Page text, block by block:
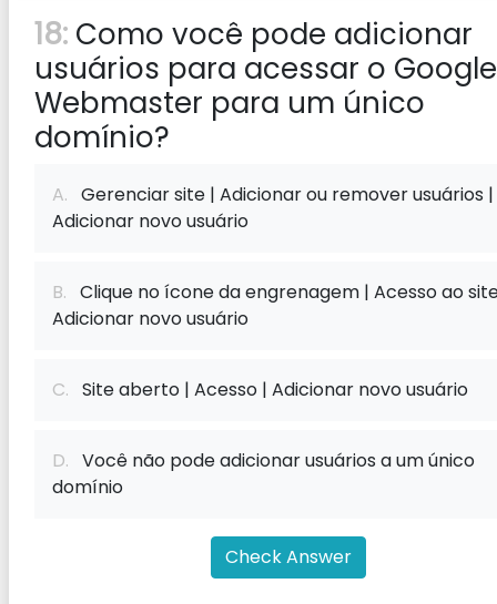
18: Como você pode adicionar
usuários para acessar o Google
Webmaster para um único
domínio?
A. Gerenciar site | Adicionar ou remover usuários |
Adicionar novo usuário
B. Clique no ícone da engrenagem | Acesso ao
Adicionar novo usuário
C. Site aberto | Acesso | Adicionar novo usuário
D. Você não pode adicionar usuários a um único
domínio
Check Answer